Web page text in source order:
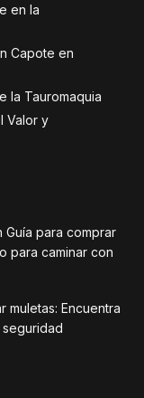
en la
Capote en
la Tauromaquia
Valor y
Guía para comprar
para caminar con
muletas: Encuentra